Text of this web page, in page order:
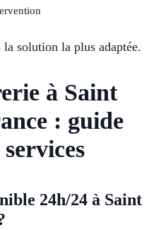
solution la plus adaptée.
à Saint
: guide
24h/24 à Saint